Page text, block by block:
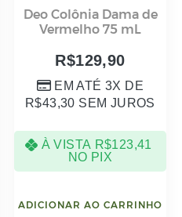
Deo Colônia Dama de
Vermelho 75 mL
R$129,90
EM ATÉ 3X DE
R$43,30 SEM JUROS
À VISTA R$123,41
NO PIX
ADICIONAR AO CARRINHO